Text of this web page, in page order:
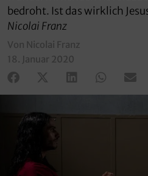
bedroht. Ist das wirklich
Nicolai Franz
Von Nicolai Franz
18. Januar 2020